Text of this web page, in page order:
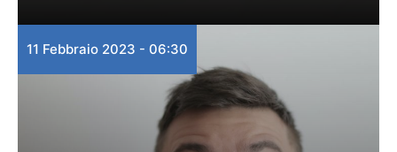
11 Febbraio 2023 - 06:30